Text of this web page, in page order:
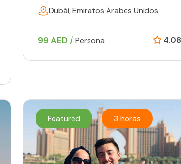
Dubái, Emiratos Árabes Unidos
99 AED / Persona 4.08
Featured 3 horas